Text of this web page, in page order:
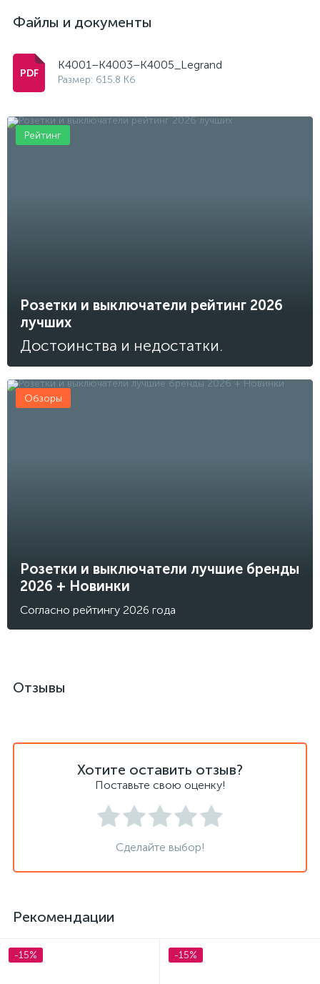
Файлы и документы
K4001–K4003–K4005_Legrand
Размер: 615.8 Кб
Розетки и выключатели рейтинг 2026
лучших
Достоинства и недостатки.
Рейтинг
Розетки и выключатели лучшие бренды
2026 + Новинки
Согласно рейтингу 2026 года
Обзоры
Отзывы
Хотите оставить отзыв?
Поставьте свою оценку!
Сделайте выбор!
Рекомендации
-15% -15%